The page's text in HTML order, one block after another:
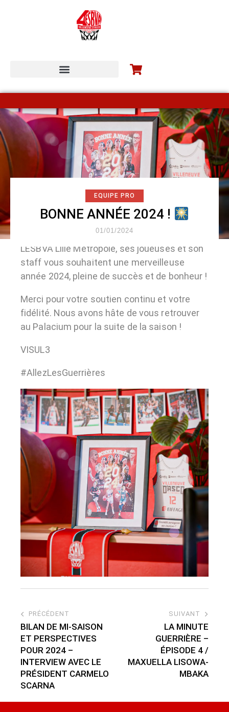
EQUIPE PRO
BONNE ANNÉE 2024 !
01/01/2024
L’ESBVA Lille Métropole, ses joueuses et son
staff vous souhaitent une merveilleuse
année 2024, pleine de succès et de bonheur !
Merci pour votre soutien continu et votre
fidélité. Nous avons hâte de vous retrouver
au Palacium pour la suite de la saison !
VISUL3
#AllezLesGuerrières
PRÉCÉDENT
BILAN DE MI-SAISON
ET PERSPECTIVES
POUR 2024 –
INTERVIEW AVEC LE
PRÉSIDENT CARMELO
SCARNA
SUIVANT
LA MINUTE
GUERRIÈRE –
ÉPISODE 4 /
MAXUELLA LISOWA-
MBAKA